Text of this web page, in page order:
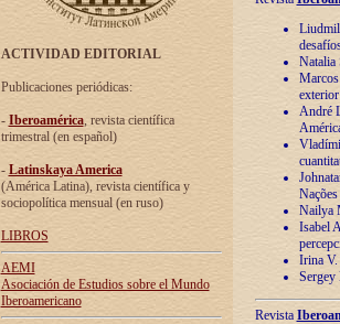
ACTIVIDAD EDITORIAL
Publicaciones periódicas:
- Iberoamérica, revista científica
trimestral (en español)
- Latinskaya America
(América Latina), revista científica y
sociopolítica mensual (en ruso)
LIBROS
AEMI
Asociación de Estudios sobre el Mundo
Iberoamericano
Natalia
André
Nailya
Isabel
Irina V.
Sergey
Revista